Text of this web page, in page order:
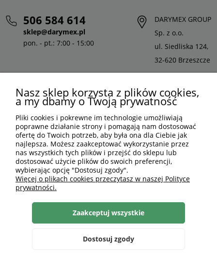
506 584 614
sklep@darymex.pl
pon. - pt.: 7:00 - 15:00
DARYMEX GROUP
Sp. z o.o.
ul. Siedliska 124,
32-620 Brzeszcze
PLN PL
Nasz sklep korzysta z plików cookies,
a my dbamy o Twoją prywatność
Pliki cookies i pokrewne im technologie umożliwiają
poprawne działanie strony i pomagają nam dostosować
ofertę do Twoich potrzeb, aby była ona dla Ciebie jak
najlepsza. Możesz zaakceptować wykorzystanie przez
nas wszystkich tych plików i przejść do sklepu lub
dostosować użycie plików do swoich preferencji,
wybierając opcję "Dostosuj zgody".
Więcej o plikach cookies przeczytasz w naszej Polityce
prywatności.
Dostosuj zgody
Zaakceptuj wszystkie